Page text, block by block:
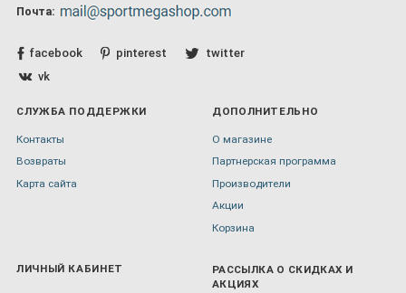
Почта:
facebook pinterest
twitter
vk
СЛУЖБА ПОДДЕРЖКИ
Контакты
Возвраты
Карта сайта
ДОПОЛНИТЕЛЬНО
О магазине
Партнерская программа
Производители
Акции
Корзина
ЛИЧНЫЙ КАБИНЕТ
РАССЫЛКА О СКИДКАХ И
АКЦИЯХ